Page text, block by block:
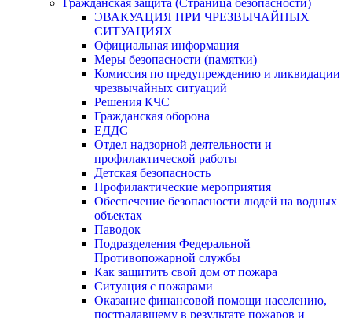
Гражданская защита (Страница безопасности)
ЭВАКУАЦИЯ ПРИ ЧРЕЗВЫЧАЙНЫХ
СИТУАЦИЯХ
Официальная информация
Меры безопасности (памятки)
Комиссия по предупреждению и ликвидации
чрезвычайных ситуаций
Решения КЧС
Гражданская оборона
ЕДДС
Отдел надзорной деятельности и
профилактической работы
Детская безопасность
Профилактические мероприятия
Обеспечение безопасности людей на водных
объектах
Паводок
Подразделения Федеральной
Противопожарной службы
Как защитить свой дом от пожара
Ситуация с пожарами
Оказание финансовой помощи населению,
пострадавшему в результате пожаров и